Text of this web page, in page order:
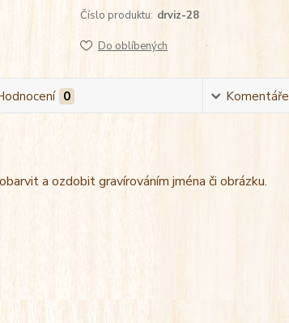
Číslo produktu: drviz-28
Do oblíbených
0 Komentáře
a ozdobit gravírováním jména či obrázku.